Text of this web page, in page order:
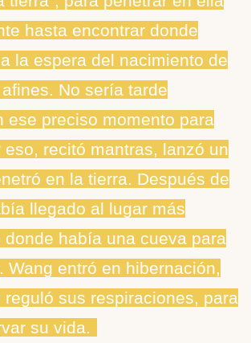
hasta encontrar donde
la espera del nacimiento de
No sería tarde
ese preciso momento para
eso, recitó mantras, lanzó un
en la tierra. Después de
llegado al lugar más
donde había una cueva para
Wang entró en hibernación,
sus respiraciones, para
su vida.